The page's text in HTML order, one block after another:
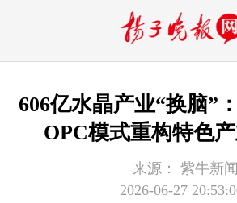
606亿水晶产业“换脑”
OPC模式重构特色
来源：
紫牛新闻
2026-06-27